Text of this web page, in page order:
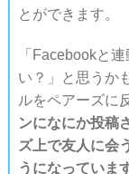
とができます。
「Facebookと
い？」と思うか
ルをペアーズに
ンになにか投稿
ズ上で友人に会
うになっています